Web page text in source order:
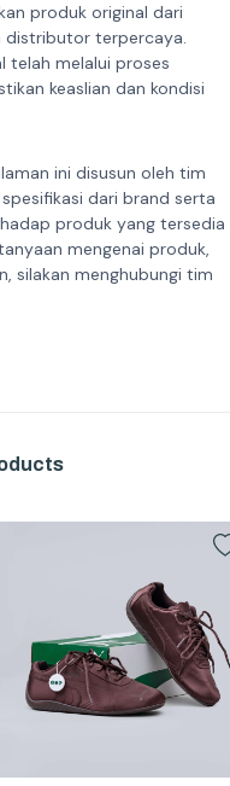
produk original dari
distributor terpercaya.
telah melalui proses
keaslian dan kondisi
ini disusun oleh tim
dari brand serta
produk yang tersedia
mengenai produk,
silakan menghubungi tim